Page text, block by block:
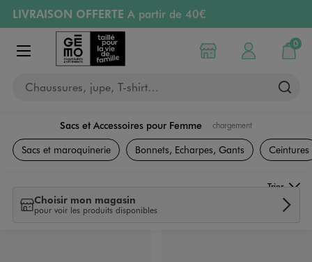
Aller au contenu principal
Aller à la navigation
LIVRAISON OFFERTE A partir de 40€
RETRAIT ET LIVRAISON OFFERTE
en magasin
PAYEZ EN 3x SANS FRAIS
Retours OFFERTS
pendant 30 jours
Afficher le menu
Chaussures, jupe, T-shirt…
Choisir mon magasin
Mon compte
0
Mon
Sacs et Accessoires pour Femme chargement
Sacs et Accessoires
Sacs et maroquinerie Bonnets, Echarpes, Gants Ceintures
Choisir mon magasin
pour voir les produits disponibles
Trier